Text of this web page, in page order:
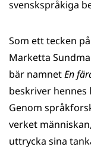
svenskspråkiga
Som ett tecken
Marketta
bär namnetEn
beskriver hennes
Genom
verket
uttrycka sina